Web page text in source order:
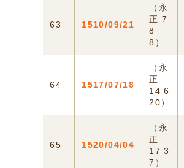
63 1510/09/21
（永
正 7
8
8）
64 1517/07/18
（永
正
14 6
20）
65 1520/04/04
（永
正
17 3
7）